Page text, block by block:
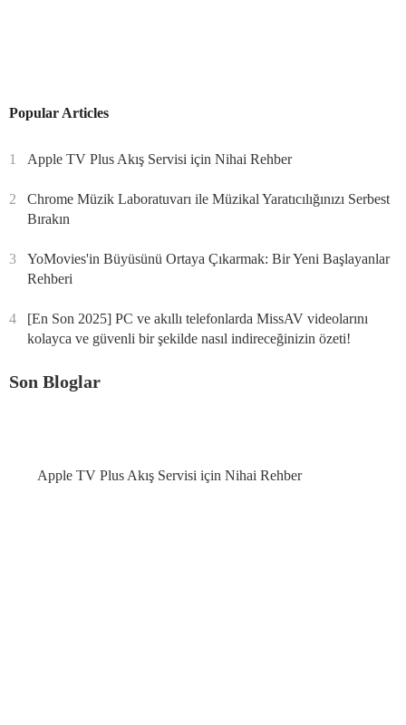
Popular Articles
1 Apple TV Plus Akış Servisi için Nihai Rehber
2
Chrome Müzik Laboratuvarı ile Müzikal Yaratıcılığınızı Serbest
Bırakın
3
YoMovies'in Büyüsünü Ortaya Çıkarmak: Bir Yeni Başlayanlar
Rehberi
4
[En Son 2025] PC ve akıllı telefonlarda MissAV videolarını
kolayca ve güvenli bir şekilde nasıl indireceğinizin özeti!
Son Bloglar
Apple TV Plus Akış Servisi için Nihai Rehber